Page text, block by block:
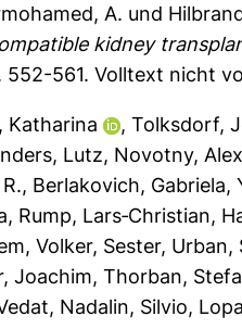
A. und
kidney
552-561. Volltext nicht
Katharina , Tolksdorf,
Lutz, Novotny,
, Berlakovich, Gabriela,
, Rump, Lars‐Christian,
Volker, Sester, Urban,
Joachim, Thorban,
, Nadalin, Silvio,